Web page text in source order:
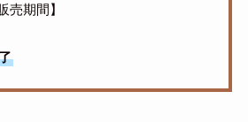
売期間】